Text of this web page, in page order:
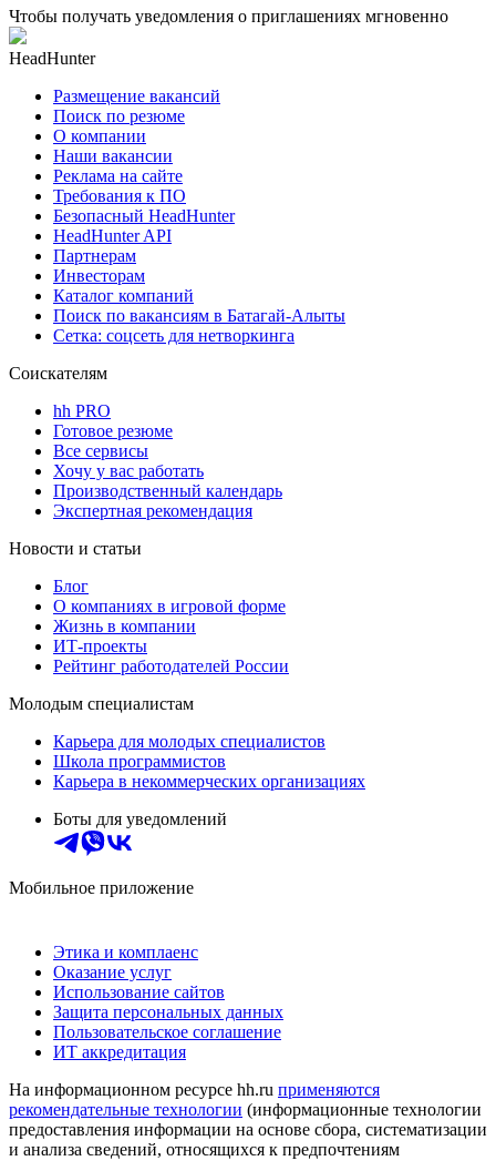
Чтобы получать уведомления о приглашениях мгновенно
HeadHunter
Размещение вакансий
Поиск по резюме
О компании
Наши вакансии
Реклама на сайте
Требования к ПО
Безопасный HeadHunter
HeadHunter API
Партнерам
Инвесторам
Каталог компаний
Поиск по вакансиям в Батагай-Алыты
Сетка: соцсеть для нетворкинга
Соискателям
hh PRO
Готовое резюме
Все сервисы
Хочу у вас работать
Производственный календарь
Экспертная рекомендация
Новости и статьи
Блог
О компаниях в игровой форме
Жизнь в компании
ИТ-проекты
Рейтинг работодателей России
Молодым специалистам
Карьера для молодых специалистов
Школа программистов
Карьера в некоммерческих организациях
Боты для уведомлений
Мобильное приложение
Этика и комплаенс
Оказание услуг
Использование сайтов
Защита персональных данных
Пользовательское соглашение
ИТ аккредитация
На информационном ресурсе hh.ru применяются
рекомендательные технологии (информационные технологии
предоставления информации на основе сбора, систематизации
и анализа сведений, относящихся к предпочтениям